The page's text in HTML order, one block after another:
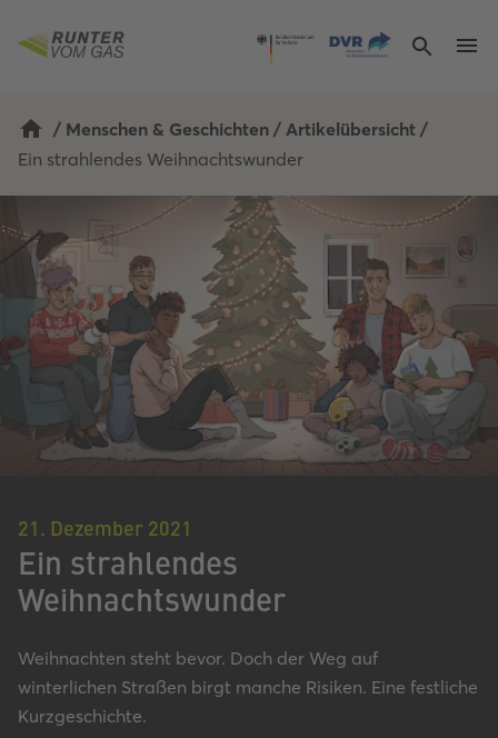
/ Menschen & Geschichten / Artikelübersicht /
Ein strahlendes Weihnachtswunder
21. Dezember 2021
Ein strahlendes
Weihnachtswunder
Weihnachten steht bevor. Doch der Weg auf
winterlichen Straßen birgt manche Risiken. Eine festliche
Kurzgeschichte.